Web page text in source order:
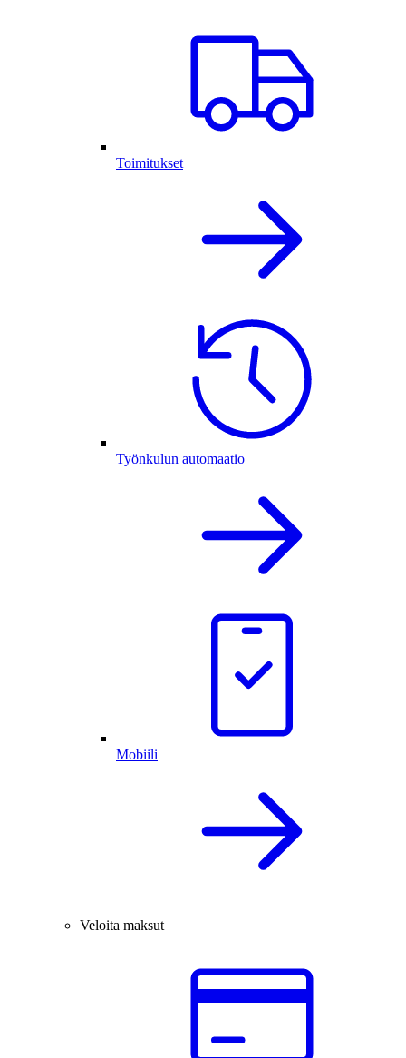
Toimitukset
Työnkulun automaatio
Mobiili
Veloita maksut